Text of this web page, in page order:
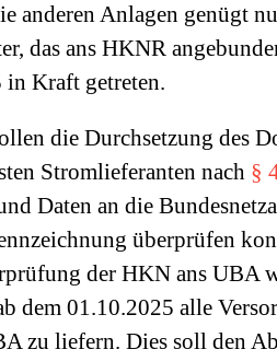
anderen Anlagen genügt
das ans HKNR
in Kraft getreten.
die Durchsetzung des
Stromlieferanten nach §
Daten an die
überprüfen
der HKN ans UBA
dem 01.10.2025 alle
zu liefern. Dies soll den